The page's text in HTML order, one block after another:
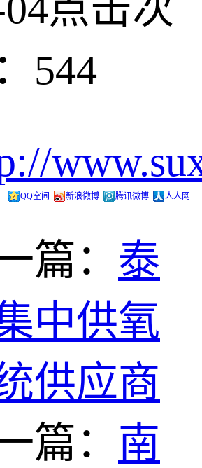
544
QQ空间 新浪微博 腾讯微博
人人网
篇： 泰
中供氧
供应商
篇： 南